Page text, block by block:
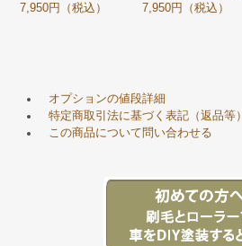
7,950円（税込）
7,950円（税込）
オプションの値段詳細
特定商取引法に基づく表記（返品等）
この商品について問い合わせる